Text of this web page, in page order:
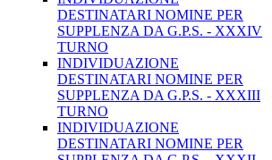
DESTINATARI NOMINE PER
SUPPLENZA DA G.P.S. - XXXIV
TURNO
INDIVIDUAZIONE
DESTINATARI NOMINE PER
SUPPLENZA DA G.P.S. - XXXIII
TURNO
INDIVIDUAZIONE
DESTINATARI NOMINE PER